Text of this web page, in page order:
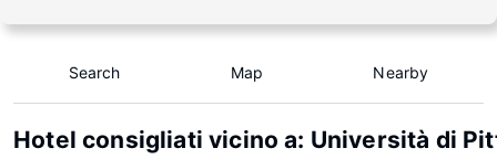
Search Map Nearby
Hotel consigliati vicino a: Università di